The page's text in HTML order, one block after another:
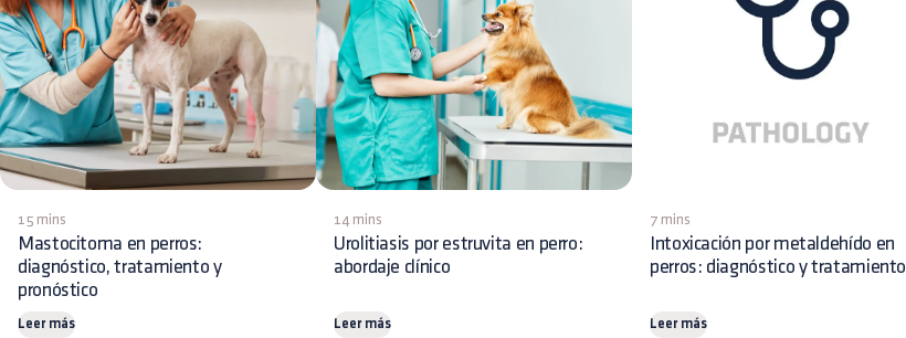
15 mins
Mastocitoma en perros:
diagnóstico, tratamiento y
pronóstico
Leer más
14 mins
Urolitiasis por estruvita en perro:
abordaje clínico
Leer más
7 mins
Intoxicación por metaldehído en
perros: diagnóstico y tratamiento
Leer más